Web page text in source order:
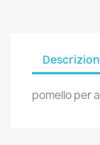
pomello per